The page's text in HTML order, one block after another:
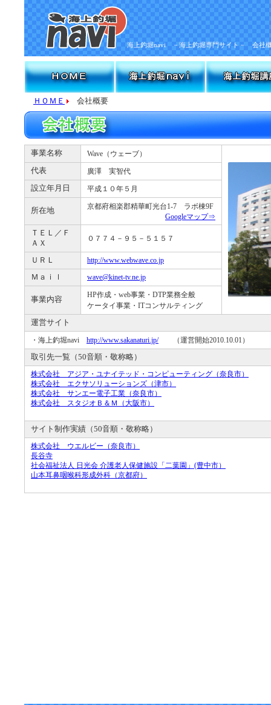
海上釣堀navi －海上釣堀専門サイト－ 会社
ＨＯＭＥ 会社概要
事業名称 Wave（ウェーブ）
代表 廣澤 実智代
設立年月日 平成１０年５月
所在地
京都府相楽郡精華町光台1-7 ラボ棟9F
Googleマップ⇒
ＴＥＬ／Ｆ
ＡＸ
０７７４－９５－５１５７
ＵＲＬ http://www.webwave.co.jp
Ｍａｉｌ wave@kinet-tv.ne.jp
事業内容
HP作成・web事業・DTP業務全般
ケータイ事業・ITコンサルティング
運営サイト
・海上釣堀navi http://www.sakanaturi.jp/（運営開始2010.10.01）
取引先一覧（50音順・敬称略）
株式会社 アジア・ユナイテッド・コンピューティング（奈良市）
株式会社 エクサソリューションズ（津市）
株式会社 サンエー電子工業（奈良市）
株式会社 スタジオＢ＆Ｍ（大阪市）
サイト制作実績（50音順・敬称略）
株式会社 ウエルビー（奈良市）
長谷寺
社会福祉法人 日光会 介護老人保健施設「二葉園」(豊中市）
山本耳鼻咽喉科形成外科（京都府）